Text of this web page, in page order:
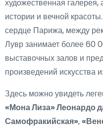
художественная
истории и вечной
сердце Парижа, между
Лувр занимает более 60
выставочных залов и
произведений искусства
Здесь можно увидеть
«Мона Лиза» Леонардо
Самофракийская»,